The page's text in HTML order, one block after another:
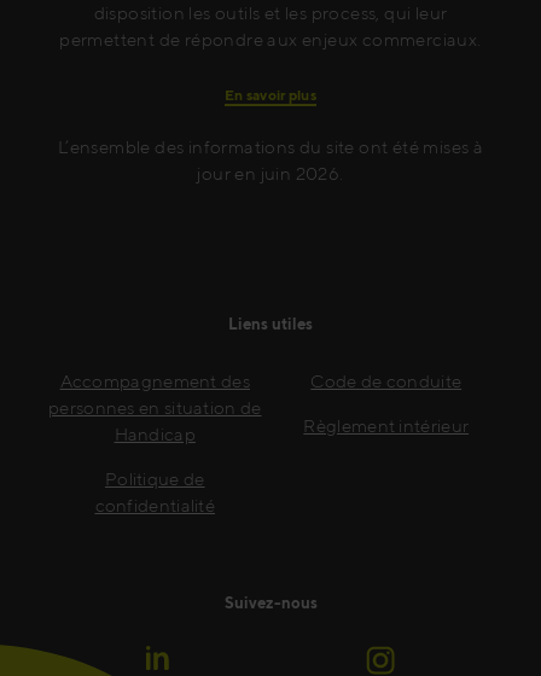
disposition les outils et les process, qui leur
permettent de répondre aux enjeux commerciaux.
En savoir plus
L’ensemble des informations du site ont été mises à
jour en juin 2026.
Liens utiles
Accompagnement des
personnes en situation de
Handicap
Politique de
confidentialité
Code de conduite
Règlement intérieur
Suivez-nous